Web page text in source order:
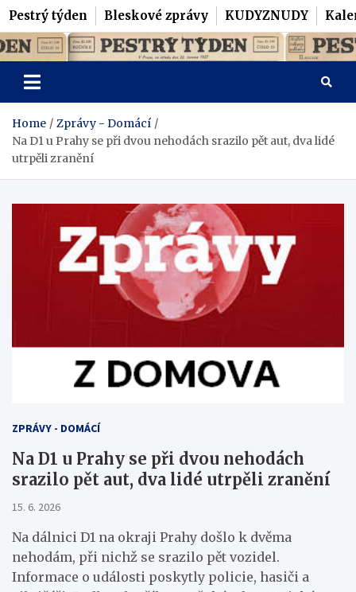
Pestrý týden Bleskové zprávy KUDYZNUDY
Skip
to
content
Pestrý Týden
Home
Zprávy - Domácí
Na D1 u Prahy se při dvou nehodách srazilo pět aut, dva lidé
utrpěli zranění
ZPRÁVY - DOMÁCÍ
Na D1 u Prahy se při dvou nehodách
srazilo pět aut, dva lidé utrpěli zranění
15. 6. 2026
Na dálnici D1 na okraji Prahy došlo k dvěma
nehodám, při nichž se srazilo pět vozidel.
Informace o události poskytly policie, hasiči a